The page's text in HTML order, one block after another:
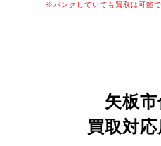
※パンクしていても買取は可能
矢板
買取対